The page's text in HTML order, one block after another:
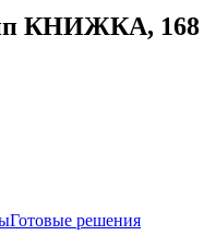
КНИЖКА, 168
Готовые решения